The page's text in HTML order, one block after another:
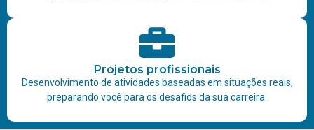
Projetos profissionais
Desenvolvimento de atividades baseadas em situações reais,
preparando você para os desafios da sua carreira.